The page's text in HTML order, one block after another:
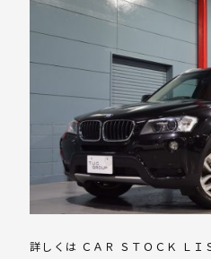
詳しくは ＣＡＲ ＳＴＯＣＫ ＬＩ